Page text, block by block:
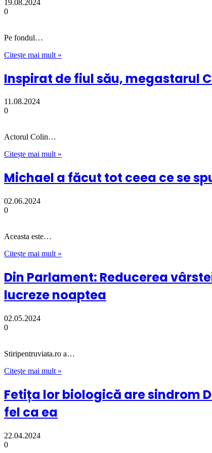
19.08.2024
0
Pe fondul…
Citește mai mult »
Inspirat de fiul său, megastarul
11.08.2024
0
Actorul Colin…
Citește mai mult »
Michael a făcut tot ceea ce se
02.06.2024
0
Aceasta este…
Citește mai mult »
Din Parlament: Reducerea
lucreze noaptea
02.05.2024
0
Stiripentruviata.ro a…
Citește mai mult »
Fetița lor biologică are sindrom
fel ca ea
22.04.2024
0